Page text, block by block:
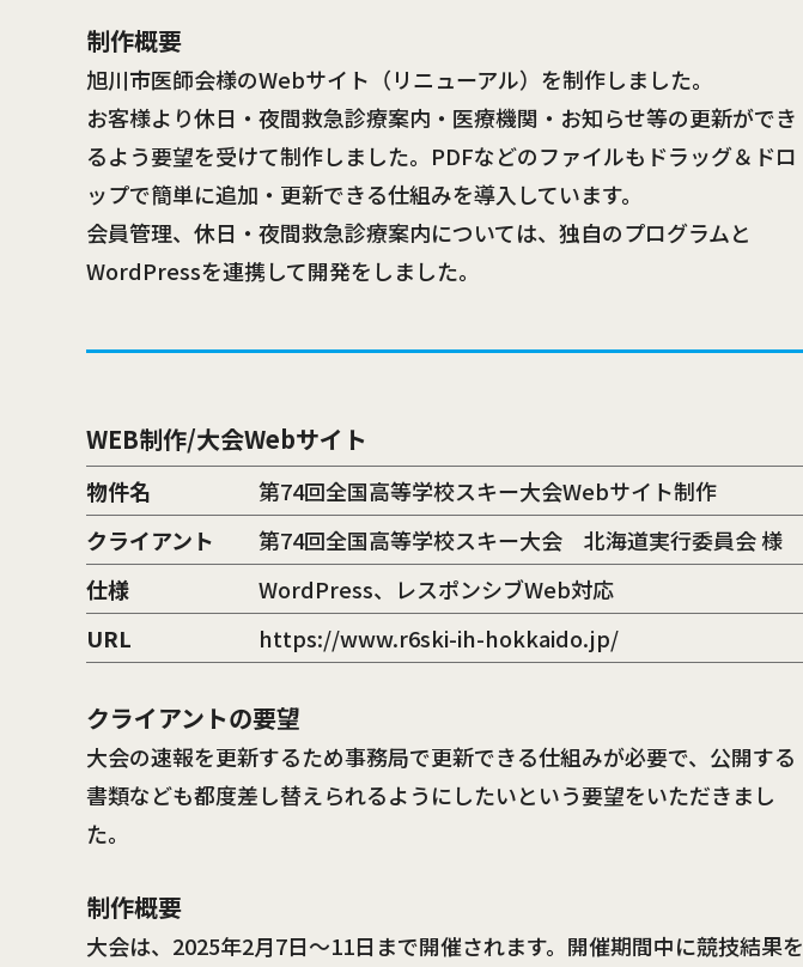
制作概要
旭川市医師会様のWebサイト（リニューアル）を制作しました。
お客様より休日・夜間救急診療案内・医療機関・お知らせ等の更新ができ
るよう要望を受けて制作しました。PDFなどのファイルもドラッグ＆ドロ
ップで簡単に追加・更新できる仕組みを導入しています。
会員管理、休日・夜間救急診療案内については、独自のプログラムと
WordPressを連携して開発をしました。
WEB制作/大会Webサイト
物件名
第74回全国高等学校スキー大会Webサイト制作
クライアント
第74回全国高等学校スキー大会 北海道実行委員会 様
仕様
WordPress、レスポンシブWeb対応
URL
https://www.r6ski-ih-hokkaido.jp/
クライアントの要望
大会の速報を更新するため事務局で更新できる仕組みが必要で、公開する
書類なども都度差し替えられるようにしたいという要望をいただきまし
た。
制作概要
大会は、2025年2月7日～11日まで開催されます。開催期間中に競技結果を